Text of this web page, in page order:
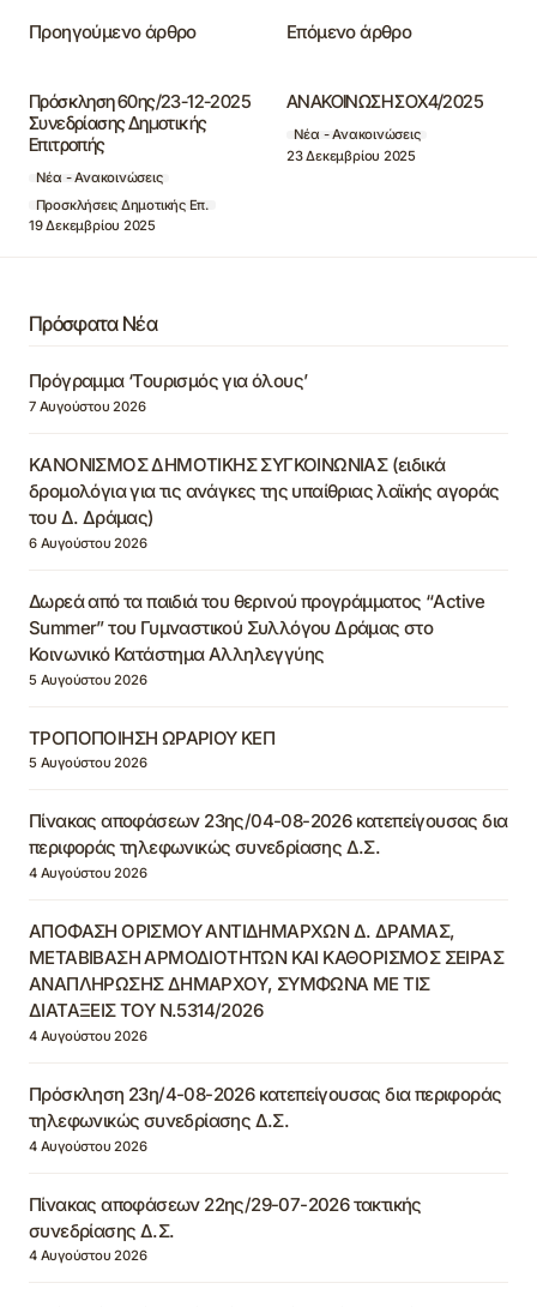
Προηγούμενο άρθρο
Πρόσκληση 60ης/23-12-2025
Συνεδρίασης Δημοτικής
Επιτροπής
Νέα - Ανακοινώσεις
Προσκλήσεις Δημοτικής Επ.
19 Δεκεμβρίου 2025
Επόμενο άρθρο
ΑΝΑΚΟΙΝΩΣΗ ΣΟΧ4/2025
Νέα - Ανακοινώσεις
23 Δεκεμβρίου 2025
Πρόσφατα Νέα
Πρόγραμμα ‘Τουρισμός για όλους’
7 Αυγούστου 2026
ΚΑΝΟΝΙΣΜΟΣ ΔΗΜΟΤΙΚΗΣ ΣΥΓΚΟΙΝΩΝΙΑΣ (ειδικά
δρομολόγια για τις ανάγκες της υπαίθριας λαϊκής αγοράς
του Δ. Δράμας)
6 Αυγούστου 2026
Δωρεά από τα παιδιά του θερινού προγράμματος “Active
Summer” του Γυμναστικού Συλλόγου Δράμας στο
Κοινωνικό Κατάστημα Αλληλεγγύης
5 Αυγούστου 2026
ΤΡΟΠΟΠΟΙΗΣΗ ΩΡΑΡΙΟΥ ΚΕΠ
5 Αυγούστου 2026
Πίνακας αποφάσεων 23ης/04-08-2026 κατεπείγουσας δια
περιφοράς τηλεφωνικώς συνεδρίασης Δ.Σ.
4 Αυγούστου 2026
ΑΠΟΦΑΣΗ ΟΡΙΣΜΟΥ ΑΝΤΙΔΗΜΑΡΧΩΝ Δ. ΔΡΑΜΑΣ,
ΜΕΤΑΒΙΒΑΣΗ ΑΡΜΟΔΙΟΤΗΤΩΝ ΚΑΙ ΚΑΘΟΡΙΣΜΟΣ ΣΕΙΡΑΣ
ΑΝΑΠΛΗΡΩΣΗΣ ΔΗΜΑΡΧΟΥ, ΣΥΜΦΩΝΑ ΜΕ ΤΙΣ
ΔΙΑΤΑΞΕΙΣ ΤΟΥ Ν.5314/2026
4 Αυγούστου 2026
Πρόσκληση 23η/4-08-2026 κατεπείγουσας δια περιφοράς
τηλεφωνικώς συνεδρίασης Δ.Σ.
4 Αυγούστου 2026
Πίνακας αποφάσεων 22ης/29-07-2026 τακτικής
συνεδρίασης Δ.Σ.
4 Αυγούστου 2026